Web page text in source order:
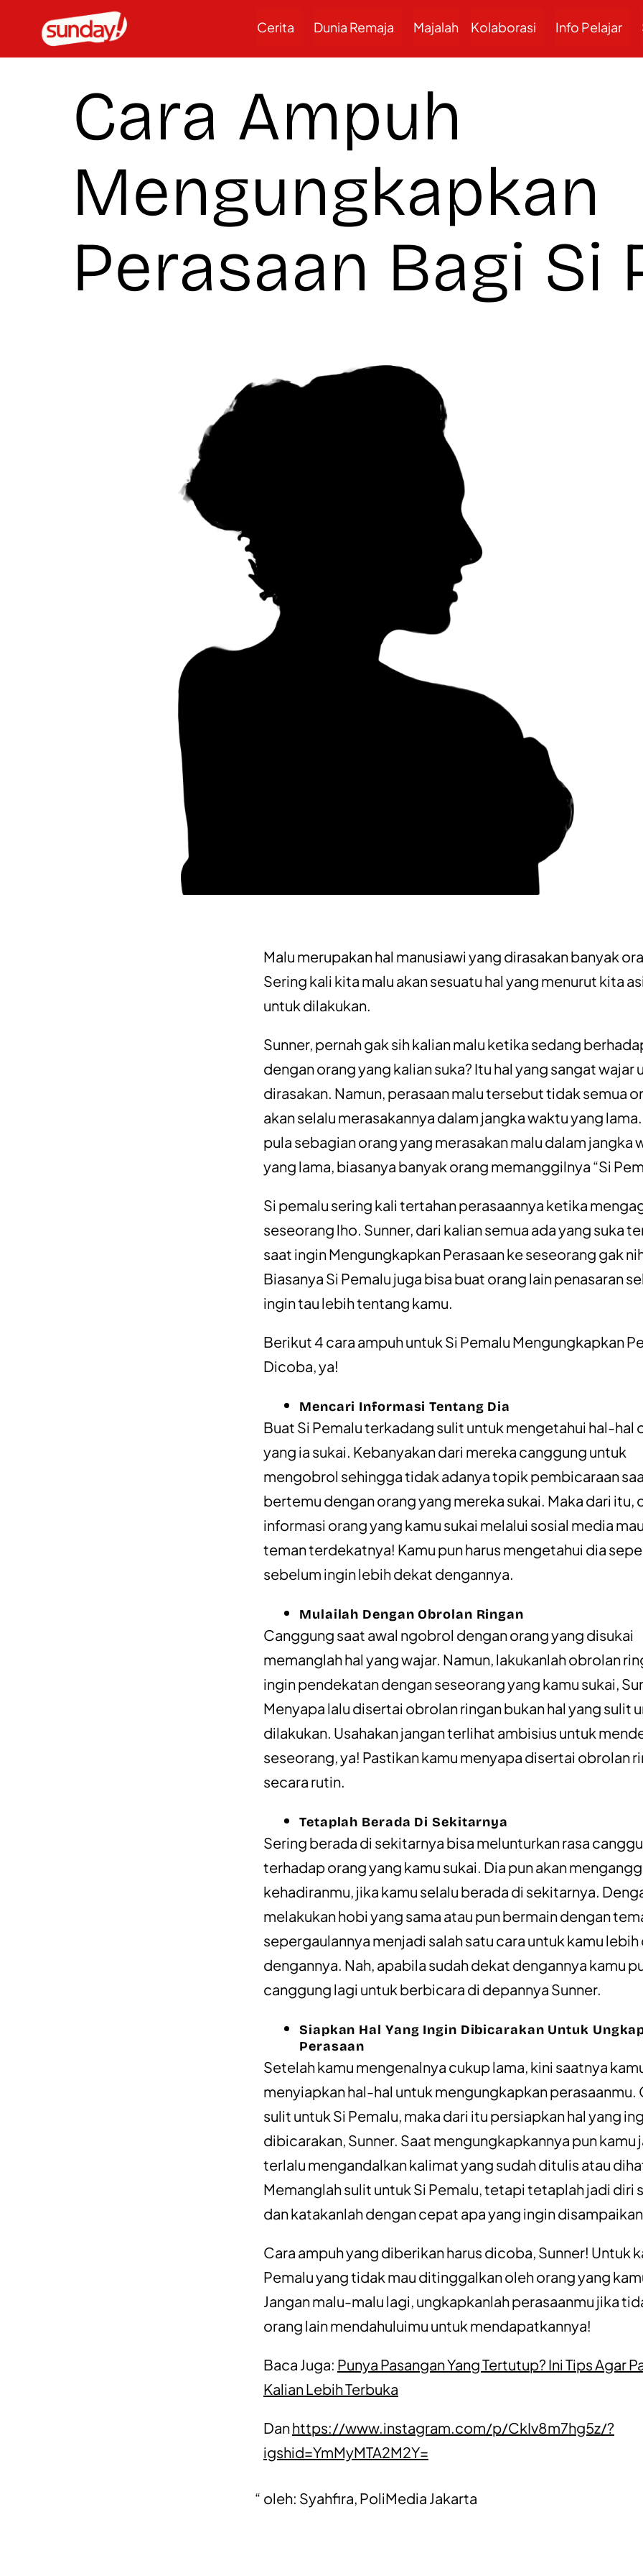
Cerita Dunia Remaja Majalah Kolaborasi Info Pelajar
Cara Ampuh
Mengungkapkan
Perasaan Bagi Si
Malu merupakan hal manusiawi yang dirasakan banyak
Sering kali kita malu akan sesuatu hal yang menurut kita
untuk dilakukan.
Sunner, pernah gak sih kalian malu ketika sedang
dengan orang yang kalian suka? Itu hal yang sangat wajar
dirasakan. Namun, perasaan malu tersebut tidak semua
akan selalu merasakannya dalam jangka waktu yang
pula sebagian orang yang merasakan malu dalam jangka
yang lama, biasanya banyak orang memanggilnya “Si
Si pemalu sering kali tertahan perasaannya ketika
seseorang lho. Sunner, dari kalian semua ada yang suka
saat ingin Mengungkapkan Perasaan ke seseorang gak
Biasanya Si Pemalu juga bisa buat orang lain penasaran
ingin tau lebih tentang kamu.
Berikut 4 cara ampuh untuk Si Pemalu Mengungkapkan
Dicoba, ya!
Mencari Informasi Tentang Dia
Buat Si Pemalu terkadang sulit untuk mengetahui hal-hal
yang ia sukai. Kebanyakan dari mereka canggung untuk
mengobrol sehingga tidak adanya topik pembicaraan
bertemu dengan orang yang mereka sukai. Maka dari itu,
informasi orang yang kamu sukai melalui sosial media
teman terdekatnya! Kamu pun harus mengetahui dia
sebelum ingin lebih dekat dengannya.
Mulailah Dengan Obrolan Ringan
Canggung saat awal ngobrol dengan orang yang disukai
memanglah hal yang wajar. Namun, lakukanlah obrolan
ingin pendekatan dengan seseorang yang kamu sukai,
Menyapa lalu disertai obrolan ringan bukan hal yang sulit
dilakukan. Usahakan jangan terlihat ambisius untuk
seseorang, ya! Pastikan kamu menyapa disertai obrolan
secara rutin.
Tetaplah Berada Di Sekitarnya
Sering berada di sekitarnya bisa melunturkan rasa
terhadap orang yang kamu sukai. Dia pun akan
kehadiranmu, jika kamu selalu berada di sekitarnya.
melakukan hobi yang sama atau pun bermain dengan
sepergaulannya menjadi salah satu cara untuk kamu
dengannya. Nah, apabila sudah dekat dengannya kamu
canggung lagi untuk berbicara di depannya Sunner.
Siapkan Hal Yang Ingin Dibicarakan Untuk
Perasaan
Setelah kamu mengenalnya cukup lama, kini saatnya
menyiapkan hal-hal untuk mengungkapkan perasaanmu.
sulit untuk Si Pemalu, maka dari itu persiapkan hal yang
dibicarakan, Sunner. Saat mengungkapkannya pun kamu
terlalu mengandalkan kalimat yang sudah ditulis atau
Memanglah sulit untuk Si Pemalu, tetapi tetaplah jadi diri
dan katakanlah dengan cepat apa yang ingin
Cara ampuh yang diberikan harus dicoba, Sunner! Untuk
Pemalu yang tidak mau ditinggalkan oleh orang yang
Jangan malu-malu lagi, ungkapkanlah perasaanmu jika
orang lain mendahuluimu untuk mendapatkannya!
Baca Juga: Punya Pasangan Yang Tertutup? Ini Tips Agar
Kalian Lebih Terbuka
Danhttps://www.instagram.com/p/CkIv8m7hg5z/?
igshid=YmMyMTA2M2Y=
oleh: Syahfira, PoliMedia Jakarta